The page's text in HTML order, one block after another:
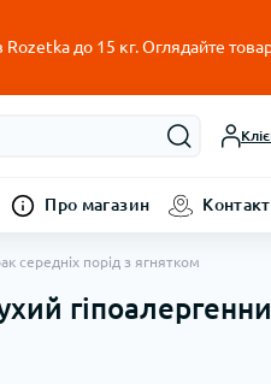
до 15 кг. Оглядайте
Про магазин
середніх порід з ягнятком